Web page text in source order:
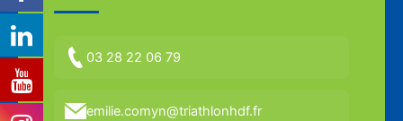
03 28 22 06 79
emilie.comyn@triathlonhdf.fr